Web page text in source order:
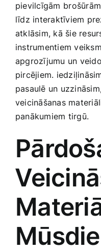
Rotaļlietas, bērnu
Smaržas, kosmētika
Sports, tūrisms un
TV un Sadzīves tehnika
Zoo preces
pievilcīgām
līdz interaktīviem
atklāsim, kā šie
instrumentiem
apgrozījumu un
pircējiem.
pasaulē un
veicināšanas
panākumiem tirgū.